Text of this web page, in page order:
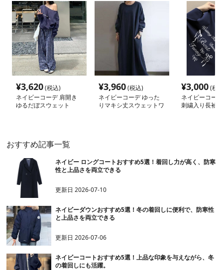
¥3,620(税込)
ネイビーコーデ 肩開き
ゆるだぼスウェット
¥3,960(税込)
ネイビーコーデ ゆった
りマキシ丈スウェットワ
¥3,000(税
ネイビーコー
刺繍入り長袖
おすすめ記事一覧
ネイビー ロングコートおすすめ5選！着回し力が高く、防寒
性と上品さを両立できる
更新日2026-07-10
ネイビーダウンおすすめ5選！冬の着回しに便利で、防寒性
と上品さを両立できる
更新日2026-07-06
ネイビーコートおすすめ5選！上品な印象を与えながら、冬
の着回しにも活躍。